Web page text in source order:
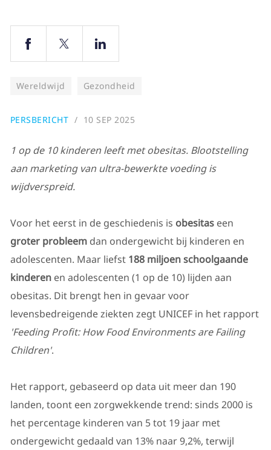
Wereldwijd Gezondheid
PERSBERICHT 10 SEP 2025
1 op de 10 kinderen leeft met obesitas. Blootstelling
aan marketing van ultra-bewerkte voeding is
wijdverspreid.
Voor het eerst in de geschiedenis is obesitas een
groter probleemdan ondergewicht bij kinderen en
adolescenten. Maar liefst 188 miljoen schoolgaande
kinderen en adolescenten (1 op de 10) lijden aan
obesitas. Dit brengt hen in gevaar voor
levensbedreigende ziekten zegt UNICEF in het rapport
'Feeding Profit: How Food Environments are Failing
Children'.
Het rapport, gebaseerd op data uit meer dan 190
landen, toont een zorgwekkende trend: sinds 2000 is
het percentage kinderen van 5 tot 19 jaar met
ondergewicht gedaald van 13% naar 9,2%, terwijl